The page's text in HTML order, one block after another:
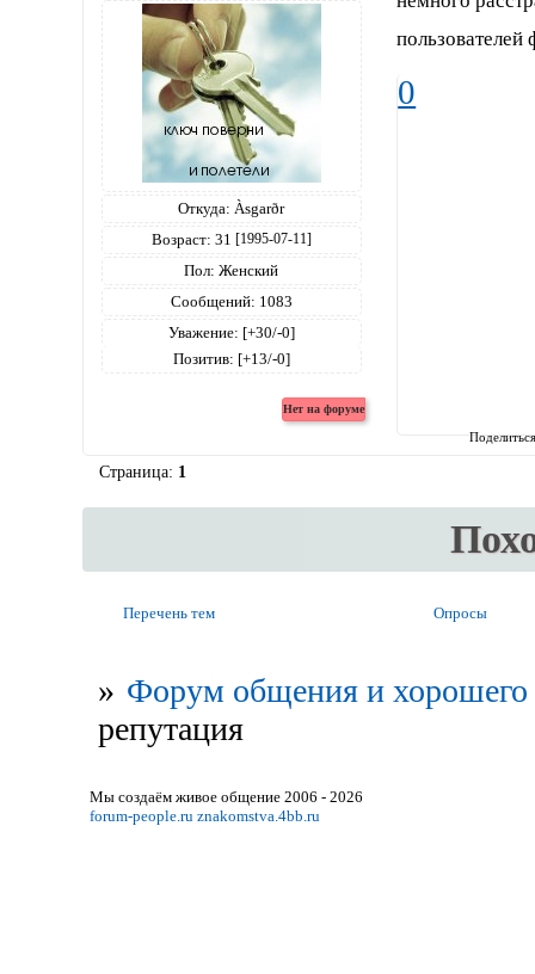
Откуда: Àsgarðr
Возраст: 31 [1995-07-11]
Пол: Женский
Сообщений: 1083
Уважение: [+30/-0]
Позитив: [+13/-0]
пользователей
0
Страница: 1
Перечень тем Опросы
» Форум общения и хорошего
репутация
Мы создаём живое общение 2006 - 2026
forum-people.ru znakomstva.4bb.ru